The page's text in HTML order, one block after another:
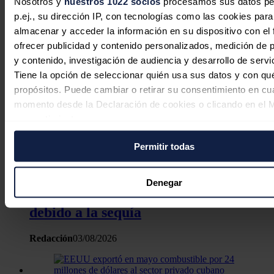
p.ej., su dirección IP, con tecnologías como las cookies para
almacenar y acceder la información en su dispositivo con el
ofrecer publicidad y contenido personalizados, medición de
y contenido, investigación de audiencia y desarrollo de
Tiene la opción de seleccionar quién usa sus datos y con
propósitos. Puede cambiar o retirar su consentimiento en
momento desde la Declaración de cookies o clicando en el
Si lo permite, también quisiéramos:
Recopilar información sobre su ubicación geográfica
puede tener una precisión de varios metros
Identificar su dispositivo analizándolo activamente
características específicas (huellas digitales)
personales y establezca sus preferencias en la
Puede cambiar o retirar su consentimiento en cualquier
la Declaración de cookies.
Permitir todas
Denegar
Noticias relacionadas
En defensa de la comercialización
independiente: competencia, cercanía
y rigor
Dacia y Ford paran su producción en
Rumanía por escasez de electricidad
debido a la sequía
Redacción03/08/2026